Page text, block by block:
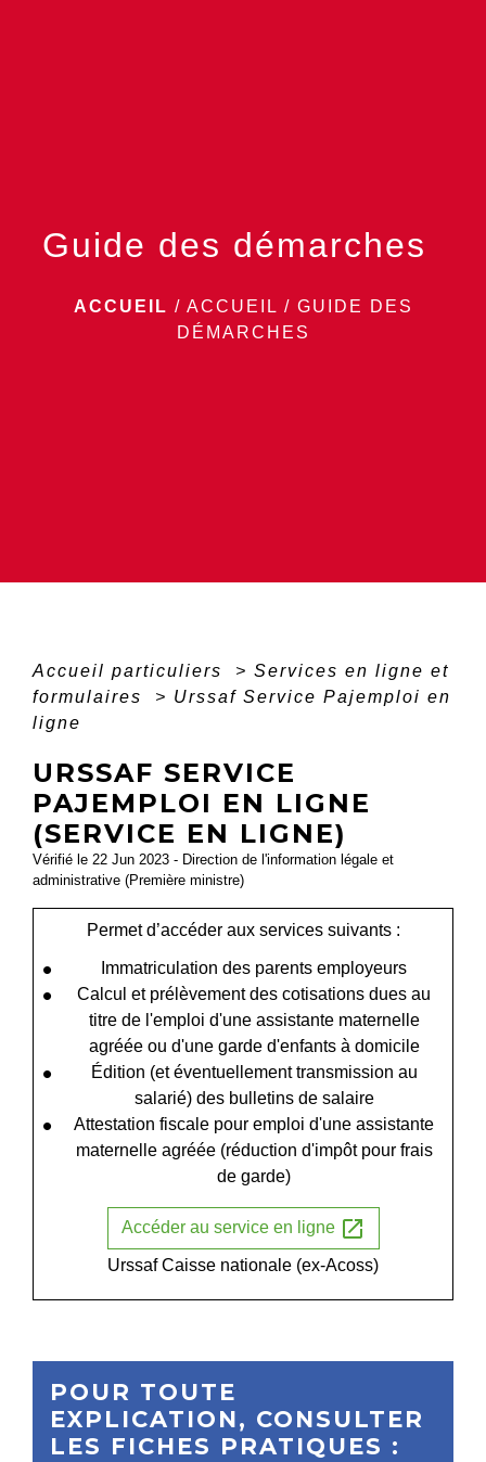
Guide des démarches
ACCUEIL / ACCUEIL / GUIDE DES
DÉMARCHES
Accueil particuliers > Services en ligne et
formulaires
> Urssaf Service Pajemploi en
ligne
URSSAF SERVICE
PAJEMPLOI EN LIGNE
(SERVICE EN LIGNE)
Vérifié le 22 Jun 2023 - Direction de l'information légale et
administrative (Première ministre)
Permet d’accéder aux services suivants :
Immatriculation des parents employeurs
Calcul et prélèvement des cotisations dues au
titre de l'emploi d'une assistante maternelle
agréée ou d'une garde d'enfants à domicile
Édition (et éventuellement transmission au
salarié) des bulletins de salaire
Attestation fiscale pour emploi d'une assistante
maternelle agréée (réduction d'impôt pour frais
de garde)
Accéder au service en ligne open_in_new
Urssaf Caisse nationale (ex-Acoss)
POUR TOUTE
EXPLICATION, CONSULTER
LES FICHES PRATIQUES :